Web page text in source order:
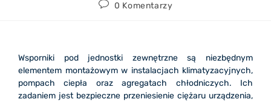
0 Komentarzy
Wsporniki pod jednostki zewnętrzne są niezbędnym
elementem montażowym w instalacjach klimatyzacyjnych,
pompach ciepła oraz agregatach chłodniczych. Ich
zadaniem jest bezpieczne przeniesienie ciężaru urządzenia,